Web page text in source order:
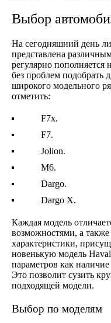
Выбор
На сегодняшний день
представлена
регулярно пополняется
без проблем подобрать
широкого модельного
отметить:
F7x.
F7.
Jolion.
M6.
Dargo.
Dargo X.
Каждая модель
возможностями, а
характеристики,
новенькую модель
параметров как
Это позволит сузить
подходящей модели.
Выбор по моделям